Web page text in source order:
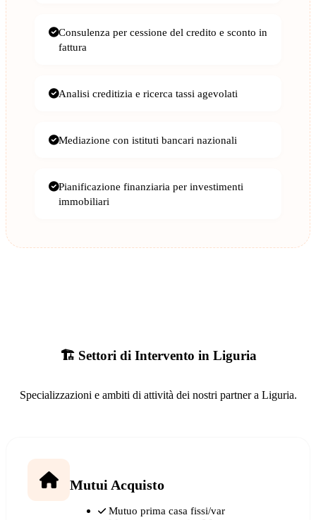
Consulenza per cessione del credito e sconto in
fattura
Analisi creditizia e ricerca tassi agevolati
Mediazione con istituti bancari nazionali
Pianificazione finanziaria per investimenti
immobiliari
🏗️ Settori di Intervento in Liguria
Specializzazioni e ambiti di attività dei nostri partner a Liguria.
Mutui Acquisto
Mutuo prima casa fissi/var